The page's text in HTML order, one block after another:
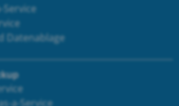
Service
Datenablage
a-Service